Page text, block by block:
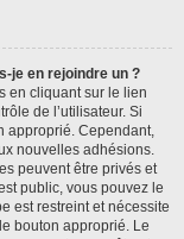
je en rejoindre un ?
en cliquant sur le lien
de l’utilisateur. Si
approprié. Cependant,
nouvelles adhésions.
peuvent être privés et
public, vous pouvez le
est restreint et nécessite
bouton approprié. Le